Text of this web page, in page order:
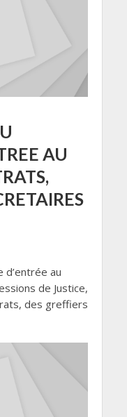
AU
au
de Justice,
des greffiers